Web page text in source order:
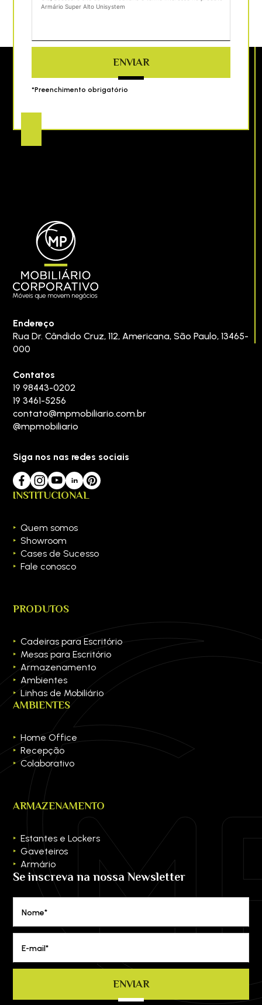
ENVIAR
*Preenchimento obrigatório
Endereço
Rua Dr. Cândido Cruz, 112,Americana,São Paulo,13465-
000
Contatos
19 98443-0202
19 3461-5256
contato@mpmobiliario.com.br
@mpmobiliario
Siga nos nas redes sociais
INSTITUCIONAL
Quem somos
Showroom
Cases de Sucesso
Fale conosco
PRODUTOS
Cadeiras para Escritório
Mesas para Escritório
Armazenamento
Ambientes
Linhas de Mobiliário
AMBIENTES
Home Office
Recepção
Colaborativo
ARMAZENAMENTO
Estantes e Lockers
Gaveteiros
Armário
Se inscreva na nossa Newsletter
Nome*
E-mail*
ENVIAR